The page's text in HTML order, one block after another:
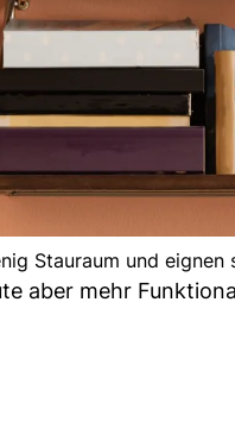
Stauraum und
aber mehr